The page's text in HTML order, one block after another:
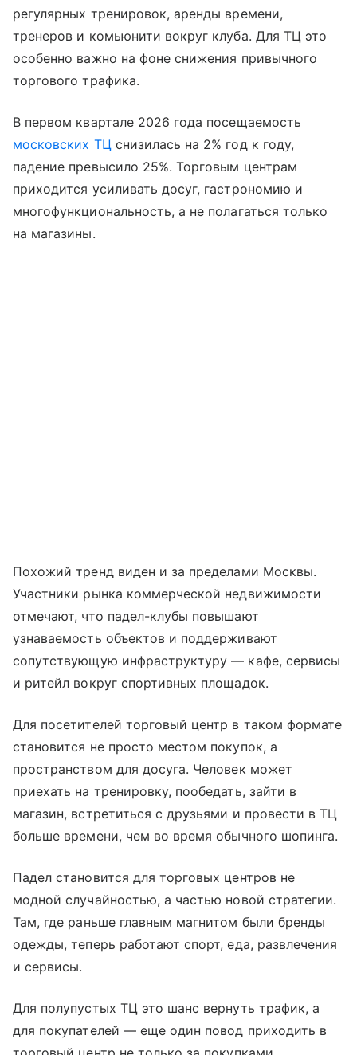
регулярных тренировок, аренды времени,
тренеров и комьюнити вокруг клуба. Для ТЦ это
особенно важно на фоне снижения привычного
торгового трафика.
В первом квартале 2026 года посещаемость
московских ТЦ снизилась на 2% год к году,
падение превысило 25%. Торговым центрам
приходится усиливать досуг, гастрономию и
многофункциональность, а не полагаться только
на магазины.
Похожий тренд виден и за пределами Москвы.
Участники рынка коммерческой недвижимости
отмечают, что падел-клубы повышают
узнаваемость объектов и поддерживают
сопутствующую инфраструктуру — кафе, сервисы
и ритейл вокруг спортивных площадок.
Для посетителей торговый центр в таком формате
становится не просто местом покупок, а
пространством для досуга. Человек может
приехать на тренировку, пообедать, зайти в
магазин, встретиться с друзьями и провести в ТЦ
больше времени, чем во время обычного шопинга.
Падел становится для торговых центров не
модной случайностью, а частью новой стратегии.
Там, где раньше главным магнитом были бренды
одежды, теперь работают спорт, еда, развлечения
и сервисы.
Для полупустых ТЦ это шанс вернуть трафик, а
для покупателей — еще один повод приходить в